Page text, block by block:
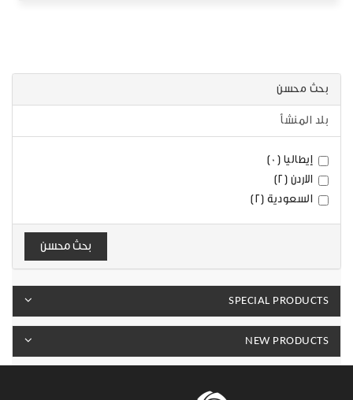
بحث محسن
بلد المنشأ
إيطاليا (0)
الاردن (2)
السعودية (2)
بحث محسن
SPECIAL PRODUCTS
NEW PRODUCTS